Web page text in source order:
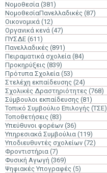
Νομοθεσία (381)
ΝομοθεσίαΠανελλαδικές (87)
Οικονομικά (12)
Οργανικά κενά (47)
ΠΥΣΔΕ (611)
Πανελλαδικές (891)
Πειραματικά σχολεία (84)
Προκηρύξεις (839)
Πρότυπα Σχολεία (53)
Στελέχη εκπαίδευσης (24)
Σχολικές Δραστηριότητες (768)
Σύμβουλοι εκπαίδευσης (81)
Τοπικό Συμβούλιο Επιλογής (ΤΣΕ)
Τοποθετήσεις (83)
Υπεύθυνοι φορέων (36)
Υπηρεσιακά Συμβούλια (119)
Υποδιευθυντές σχολείων (72)
Φροντιστήρια (7)
Φυσική Αγωγή (369)
Ψηφιακές Υπογραφές (5)